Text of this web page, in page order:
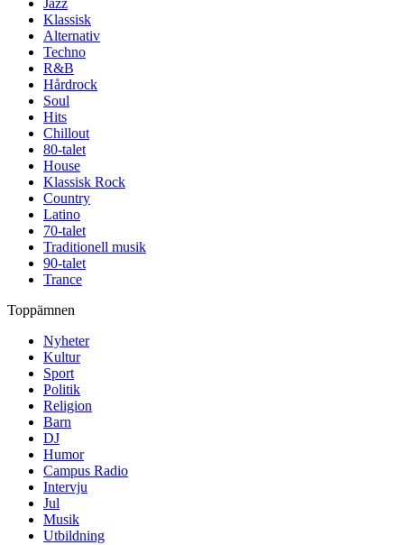
Jazz
Klassisk
Alternativ
Techno
R&B
Hårdrock
Soul
Hits
Chillout
80-talet
House
Klassisk Rock
Country
Latino
70-talet
Traditionell musik
90-talet
Trance
Toppämnen
Nyheter
Kultur
Sport
Politik
Religion
Barn
DJ
Humor
Campus Radio
Intervju
Jul
Musik
Utbildning